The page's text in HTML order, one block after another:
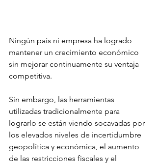
Ningún país ni empresa ha logrado
mantener un crecimiento económico
sin mejorar continuamente su ventaja
competitiva.
Sin embargo, las herramientas
utilizadas tradicionalmente para
lograrlo se están viendo socavadas por
los elevados niveles de incertidumbre
geopolítica y económica, el aumento
de las restricciones fiscales y el